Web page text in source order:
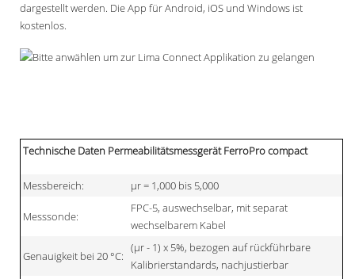
dargestellt werden. Die App für Android, iOS und Windows ist
kostenlos.
Technische Daten Permeabilitätsmessgerät FerroPro compact
Messbereich: µr = 1,000 bis 5,000
Messsonde:
FPC-5, auswechselbar, mit separat
wechselbarem Kabel
Genauigkeit bei 20 °C:
(µr - 1) x 5%, bezogen auf rückführbare
Kalibrierstandards, nachjustierbar